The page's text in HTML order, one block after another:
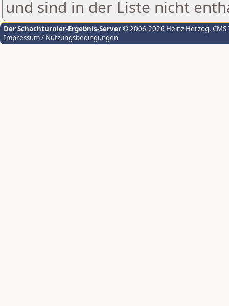
und sind in der Liste nicht
Der Schachturnier-Ergebnis-Server© 2006-2026 Heinz Herzog,
Impressum / Nutzungsbedingungen